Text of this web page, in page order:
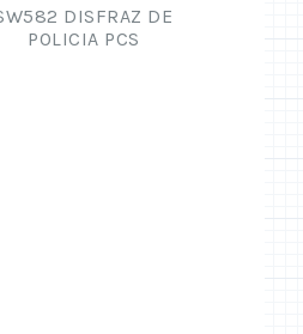
DISFRAZ DE
POLICIA PCS